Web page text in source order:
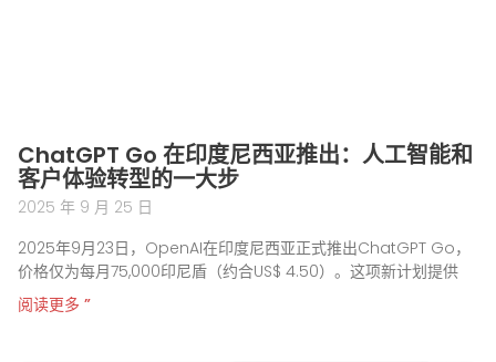
ChatGPT Go 在印度尼西亚推出：人工智能和
客户体验转型的一大步
2025 年 9 月 25 日
2025年9月23日，OpenAI在印度尼西亚正式推出ChatGPT Go，
价格仅为每月75,000印尼盾（约合US$ 4.50）。这项新计划提供
阅读更多 ”